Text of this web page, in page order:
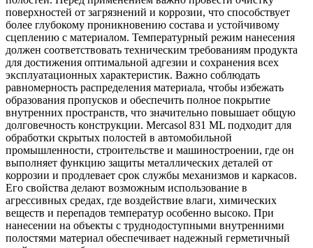
поверхностей от загрязнений и коррозии, что способствует
более глубокому проникновению состава и устойчивому
сцеплению с материалом. Температурный режим нанесения
должен соответствовать техническим требованиям продукта
для достижения оптимальной адгезии и сохранения всех
эксплуатационных характеристик. Важно соблюдать
равномерность распределения материала, чтобы избежать
образования пропусков и обеспечить полное покрытие
внутренних пространств, что значительно повышает общую
долговечность конструкции. Mercasol 831 ML подходит для
обработки скрытых полостей в автомобильной
промышленности, строительстве и машиностроении, где он
выполняет функцию защиты металлических деталей от
коррозии и продлевает срок службы механизмов и каркасов.
Его свойства делают возможным использование в
агрессивных средах, где воздействие влаги, химических
веществ и перепадов температур особенно высоко. При
нанесении на объекты с труднодоступными внутренними
полостями материал обеспечивает надежный герметичный